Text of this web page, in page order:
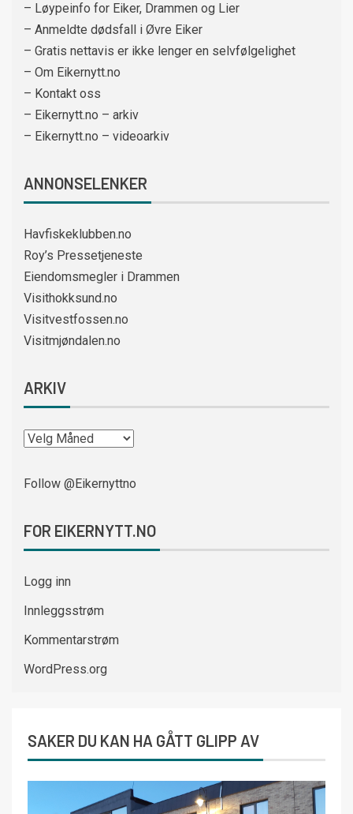
– Løypeinfo for Eiker, Drammen og Lier
– Anmeldte dødsfall i Øvre Eiker
– Gratis nettavis er ikke lenger en selvfølgelighet
– Om Eikernytt.no
– Kontakt oss
– Eikernytt.no – arkiv
– Eikernytt.no – videoarkiv
ANNONSELENKER
Havfiskeklubben.no
Roy’s Pressetjeneste
Eiendomsmegler i Drammen
Visithokksund.no
Visitvestfossen.no
Visitmjøndalen.no
ARKIV
Follow @Eikernyttno
FOR EIKERNYTT.NO
Logg inn
Innleggsstrøm
Kommentarstrøm
WordPress.org
SAKER DU KAN HA GÅTT GLIPP AV